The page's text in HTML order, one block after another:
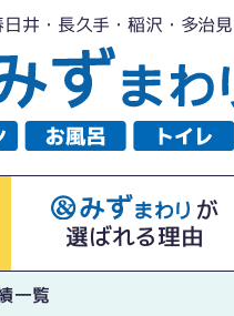
井・長久手・稲沢・多治
が
選ばれる理由
一覧